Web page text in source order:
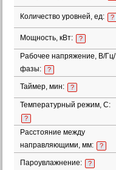
Количество уровней, ед: ?
Мощность, кВт: ?
Рабочее напряжение, В/Гц/
фазы:
?
Таймер, мин: ?
Температурный режим, С:
?
Расстояние между
направляющими, мм:
?
Пароувлажнение: ?